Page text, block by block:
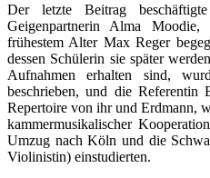
Der letzte Beitrag
Geigenpartnerin Alma
frühestem Alter Max Reger
dessen Schülerin sie später
Aufnahmen erhalten sind,
beschrieben, und die Referentin
Repertoire von ihr und Erdmann,
kammermusikalischer
Umzug nach Köln und die
Violinistin) einstudierten.